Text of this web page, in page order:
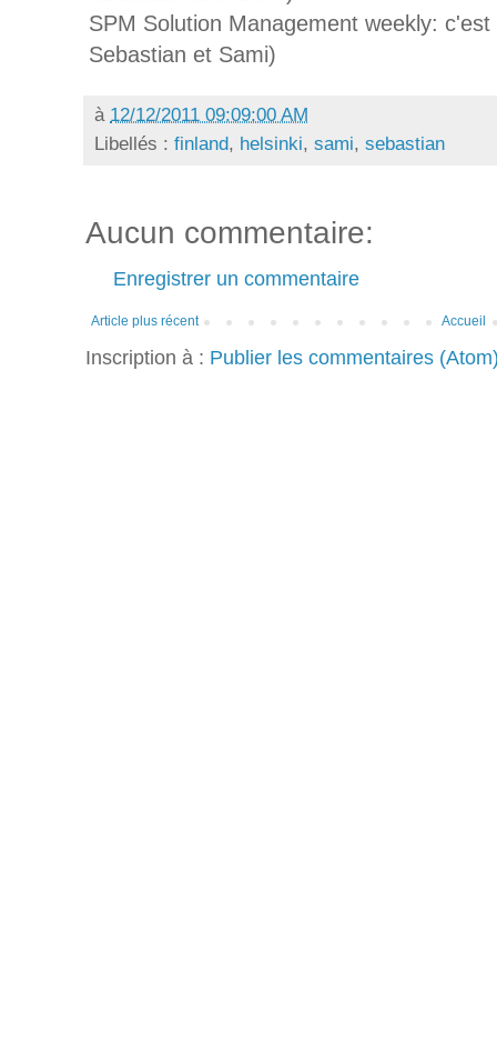
SPM Solution Management weekly:
Sebastian et Sami)
à 12/12/2011 09:09:00 AM
Libellés : finland, helsinki, sami, sebastian
Aucun commentaire:
Enregistrer un commentaire
Article plus récent Accueil
Inscription à : Publier les commentaires